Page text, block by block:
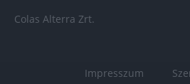
Colas Alterra Zrt.
Impresszum